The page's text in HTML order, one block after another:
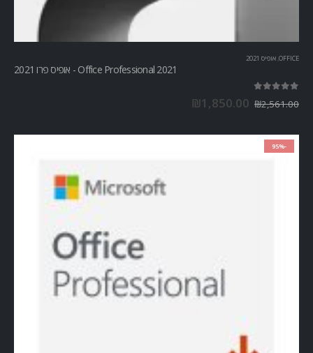
OFFICE
, אופיס 2021
Office Professional 2021 - אופיס פרו 2021
₪2,561.00
₪1,850.00
-95%